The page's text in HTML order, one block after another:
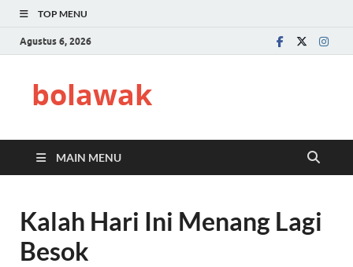
TOP MENU
Agustus 6, 2026
bolawak
MAIN MENU
Kalah Hari Ini Menang Lagi
Besok